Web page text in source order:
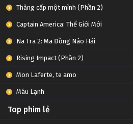
Thăng cấp một mình (Phần 2)
Captain America: Thế Giới Mới
Na Tra 2: Ma Đồng Náo Hải
Rising Impact (Phần 2)
Mon Laferte, te amo
Máu Lạnh
Top phim lẻ